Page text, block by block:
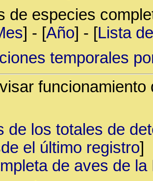
de especies
] - [Año] - [Lista
temporales
de los totales de
el último registro]
de aves de